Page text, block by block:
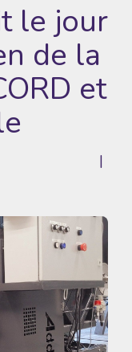
le jour
de la
et